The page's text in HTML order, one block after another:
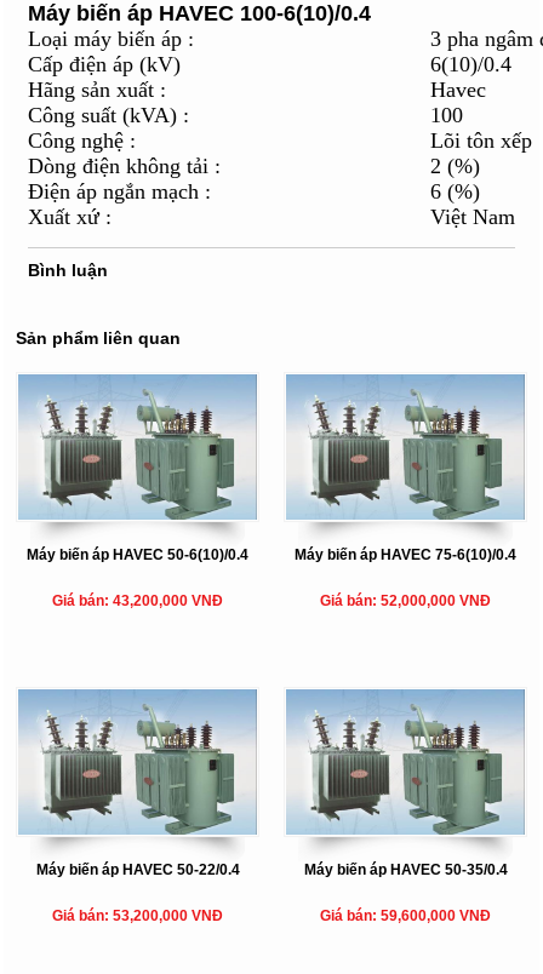
Máy biến áp HAVEC 100-6(10)/0.4
Loại máy biến áp :
3 pha ngâm
Cấp điện áp (kV)
6(10)/0.4
Hãng sản xuất :
Havec
Công suất (kVA) :
100
Công nghệ :
Lõi tôn xếp
Dòng điện không tải :
2 (%)
Điện áp ngắn mạch :
6 (%)
Xuất xứ :
Việt Nam
Bình luận
Sản phẩm liên quan
Máy biến áp HAVEC 50-6(10)/0.4
Giá bán: 43,200,000 VNĐ
Máy biến áp HAVEC 75-6(10)/0.4
Giá bán: 52,000,000 VNĐ
Máy biến áp HAVEC 50-22/0.4
Giá bán: 53,200,000 VNĐ
Máy biến áp HAVEC 50-35/0.4
Giá bán: 59,600,000 VNĐ